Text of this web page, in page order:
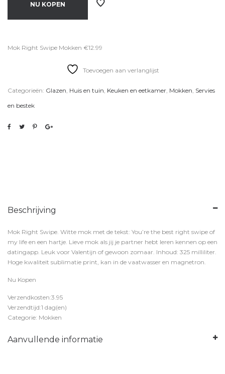
NU KOPEN
Mok Right Swipe Mokken €12.99
Toevoegen aan verlanglijst
Categorieën: Glazen, Huis en tuin, Keuken en eetkamer, Mokken, Servies
en bestek
Beschrijving
Mok Right Swipe. Witte mok met de tekst: You’re the best right swipe of
my life en een hartje. Lieve mok als jij je partner hebt leren kennen op een
datingapp. Leuk voor Valentijn of gewoon zomaar. Inhoud: 325 milliliter.
Hoge kwaliteit sublimatie print, kan in de vaatwasser en magnetron.
Nu Kopen
Verzendkosten:3.95
Verzendtijd:1 dag(en)
Categorie: Mokken
Aanvullende informatie